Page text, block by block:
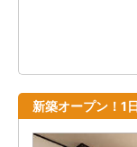
新築オープン！1